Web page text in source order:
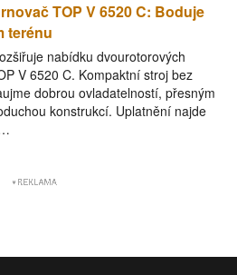
TOP V 6520 C: Boduje
terénu
nabídku dvourotorových
V 6520 C. Kompaktní stroj bez
dobrou ovladatelností, přesným
konstrukcí. Uplatnění najde